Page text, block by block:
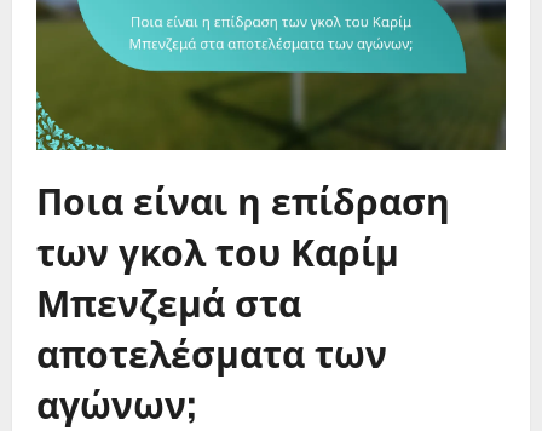
Ποια είναι η επίδραση
των γκολ του Καρίμ
Μπενζεμά στα
αποτελέσματα των
αγώνων;